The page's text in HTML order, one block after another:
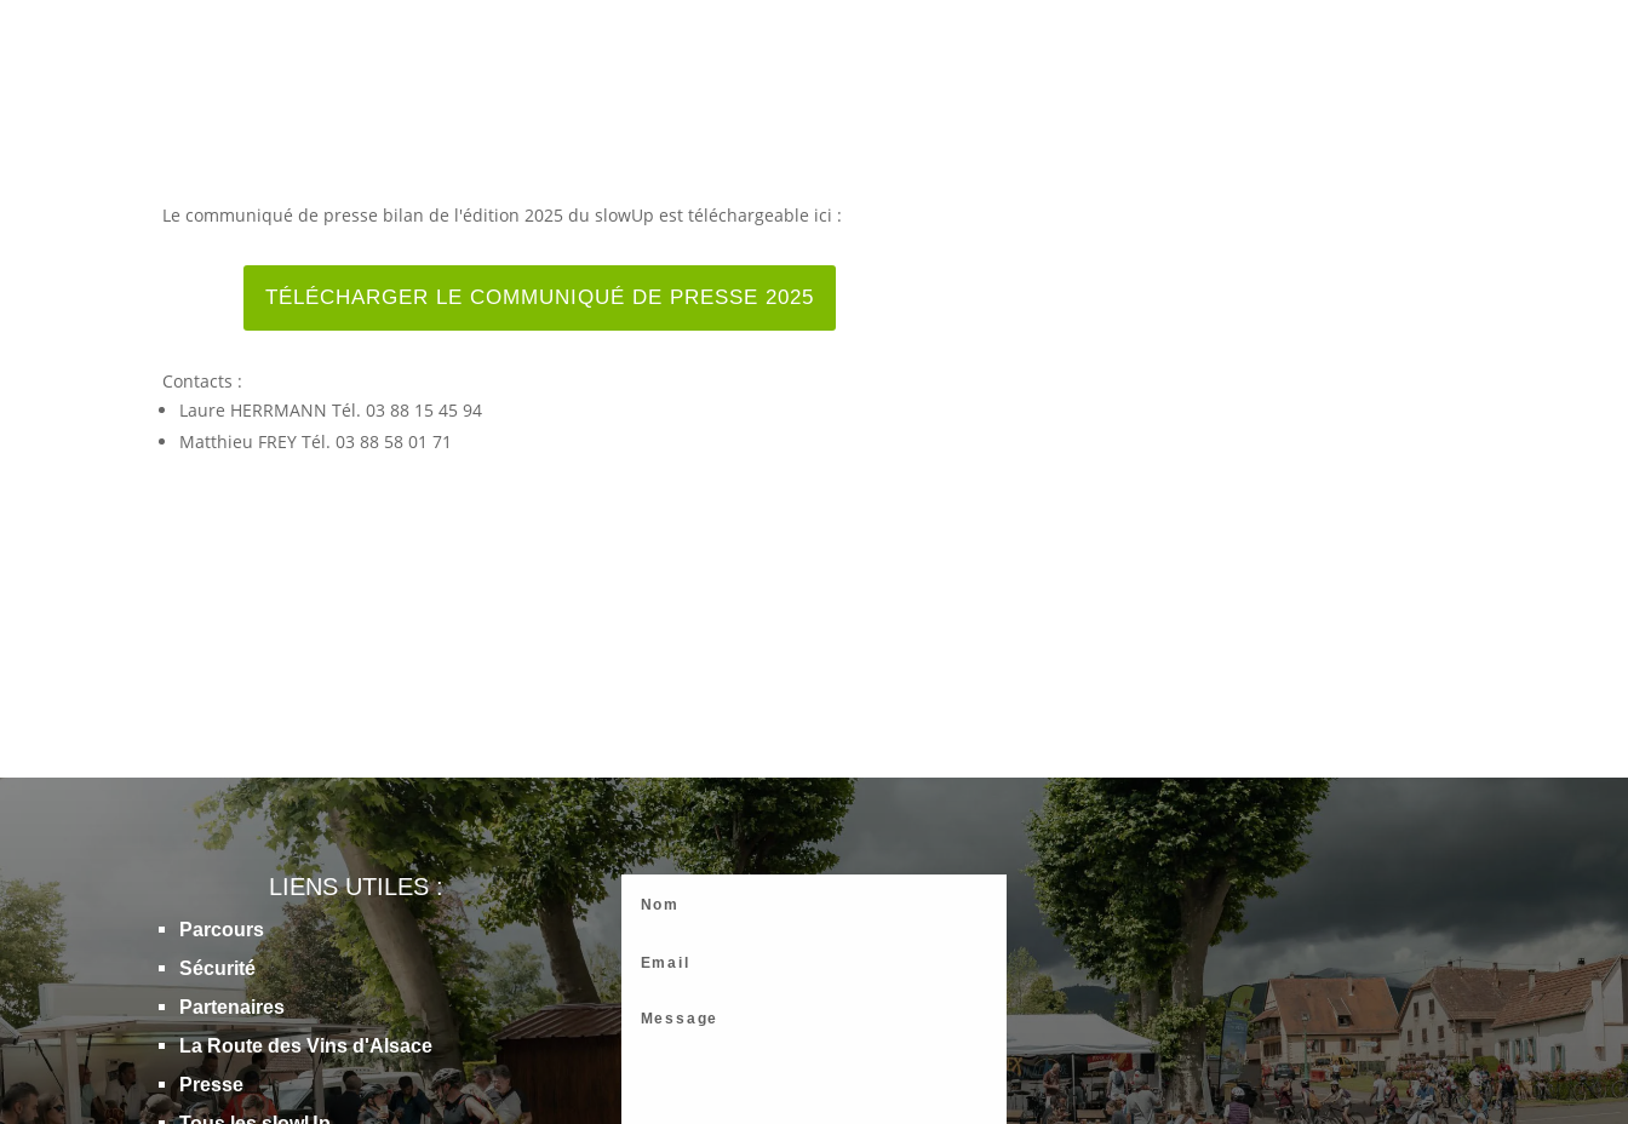
Le communiqué de presse bilan de l'édition 2025 du slowUp est téléchargeable ici :
TÉLÉCHARGER LE COMMUNIQUÉ DE PRESSE 2025
Contacts :
Laure HERRMANN Tél. 03 88 15 45 94
Matthieu FREY Tél. 03 88 58 01 71
LIENS UTILES :
Parcours
Sécurité
Partenaires
La Route des Vins d'Alsace
Presse